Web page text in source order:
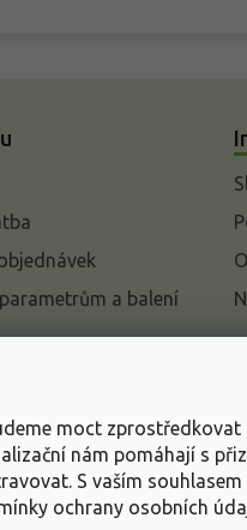
moct
nám pomáhají s
S vaším
ochrany osobních
a balení
osobních